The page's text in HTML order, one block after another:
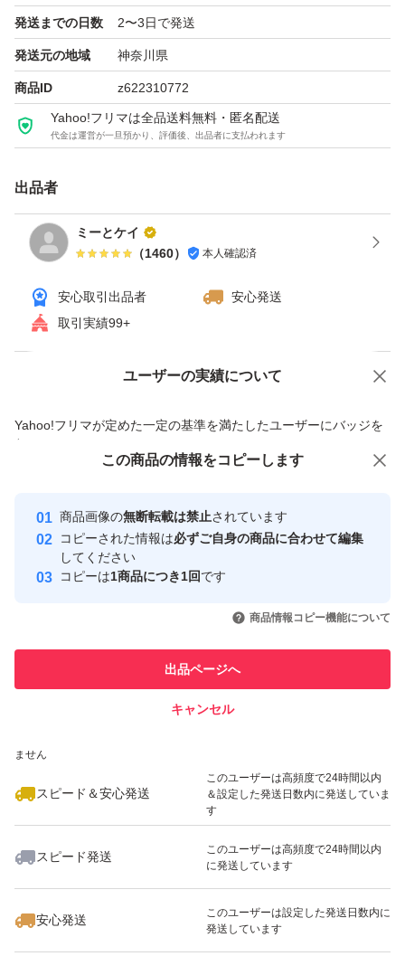
発送までの日数 2〜3日で発送
発送元の地域 神奈川県
商品ID z622310772
Yahoo!フリマは全品送料無料・匿名配送
代金は運営が一旦預かり、評価後、出品者に支払われます
出品者
ミーとケイ
（1460） 本人確認済
安心取引出品者
安心発送
取引実績99+
ユーザーの実績について
Yahoo!フリマが定めた一定の基準を満たしたユーザーにバッジを
付与しています
安心取引出品者
心・安全なユーザーです
取引実績
引を完了させた実績があります
での取引実績があります
ません
スピード＆安心発送
このユーザーは高頻度で24時間以内
＆設定した発送日数内に発送していま
す
スピード発送
このユーザーは高頻度で24時間以内
に発送しています
安心発送
このユーザーは設定した発送日数内に
発送しています
価格の相談 商品への質問
この商品の情報をコピーします
商品画像の無断転載は禁止されています
コピーされた情報は必ずご自身の商品に合わせて編集
してください
コピーは1商品につき1回です
商品情報コピー機能について
出品ページへ
キャンセル
この商品をみている人にオススメ
いいね！
2,000